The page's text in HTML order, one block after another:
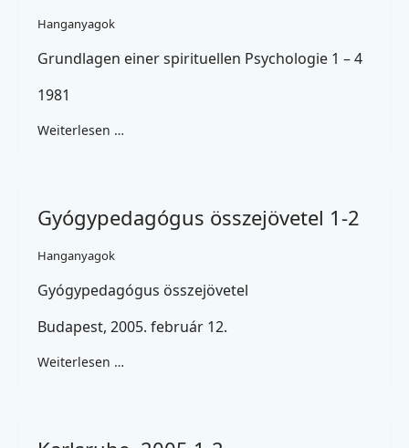
Hanganyagok
Grundlagen einer spirituellen Psychologie 1 – 4
1981
Weiterlesen …
Gyógypedagógus összejövetel 1-2
Hanganyagok
Gyógypedagógus összejövetel
Budapest, 2005. február 12.
Weiterlesen …